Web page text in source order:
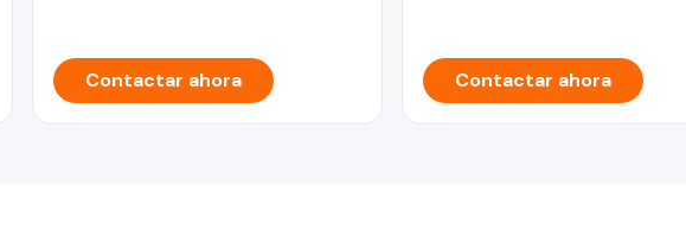
Contactar ahora Contactar ahora